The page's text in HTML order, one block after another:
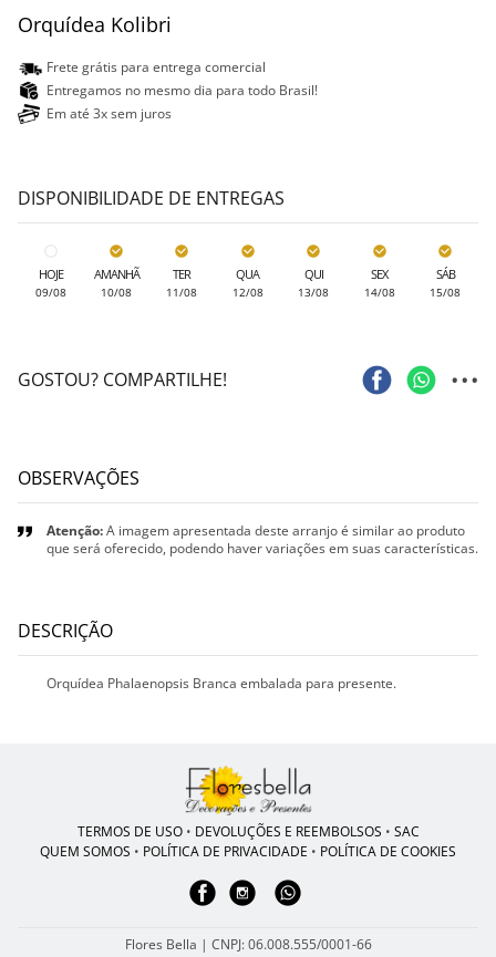
Orquídea Kolibri
Frete grátis para entrega comercial
Entregamos no mesmo dia para todo Brasil!
Em até 3x sem juros
DISPONIBILIDADE DE ENTREGAS
HOJE
09/08
AMANHÃ
10/08
TER
11/08
QUA
12/08
QUI
13/08
SEX
14/08
SÁB
15/08
GOSTOU? COMPARTILHE! ...
OBSERVAÇÕES
Atenção:A imagem apresentada deste arranjo é similar ao produto
que será oferecido, podendo haver variações em suas características.
DESCRIÇÃO
Orquídea Phalaenopsis Branca embalada para presente.
TERMOS DE USO• DEVOLUÇÕES E REEMBOLSOS • SAC
QUEM SOMOS • POLÍTICA DE PRIVACIDADE • POLÍTICA DE COOKIES
Flores Bella | CNPJ: 06.008.555/0001-66